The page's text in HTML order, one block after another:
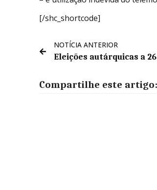
[/shc_shortcode]
NOTÍCIA ANTERIOR
Eleições autárquicas a
Compartilhe este artigo: